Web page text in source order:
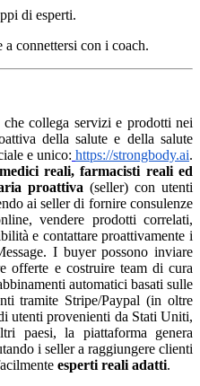
di esperti.
connettersi con i coach.
collega servizi e prodotti nei
della salute e della salute
e unico: https://strongbody.ai.
medici reali, farmacisti reali ed
proattiva (seller) con utenti
ai seller di fornire consulenze
vendere prodotti correlati,
e contattare proattivamente i
I buyer possono inviare
offerte e costruire team di cura
automatici basati sulle
tramite Stripe/Paypal (in oltre
utenti provenienti da Stati Uniti,
paesi, la piattaforma genera
i seller a raggiungere clienti
esperti reali adatti.